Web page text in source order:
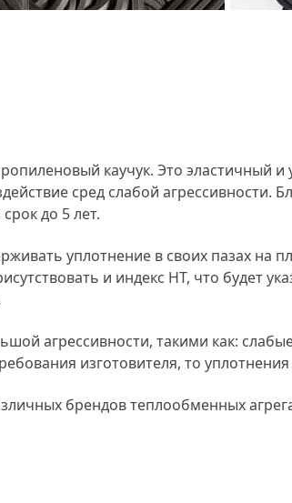
каучук. Это эластичный
сред слабой агрессивности.
до 5 лет.
уплотнение в своих пазах на
и индекс HT, что будет
агрессивности, такими как:
изготовителя, то
брендов теплообменных